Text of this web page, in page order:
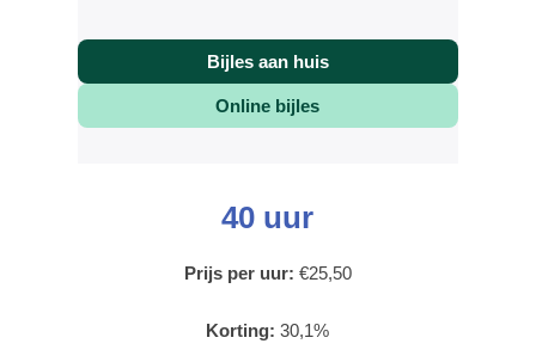
Bijles aan huis
Online bijles
40 uur
Prijs per uur: €25,50
Korting: 30,1%